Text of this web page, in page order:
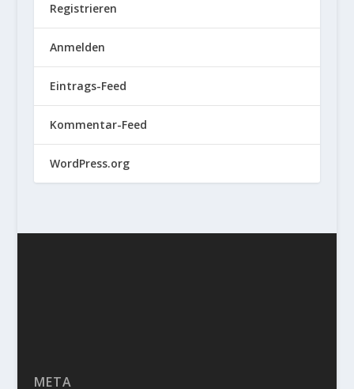
Registrieren
Anmelden
Eintrags-Feed
Kommentar-Feed
WordPress.org
META